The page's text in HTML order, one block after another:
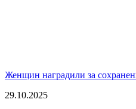
Женщин наградили за
29.10.2025